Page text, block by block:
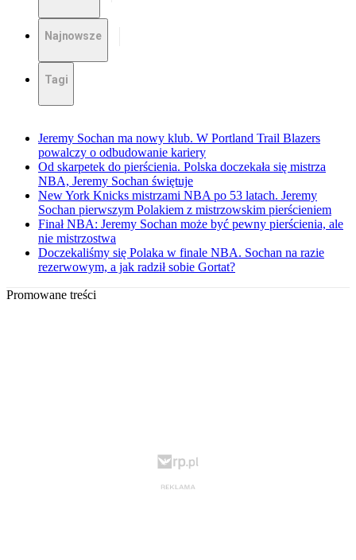
Najnowsze
Tagi
Jeremy Sochan ma nowy klub. W Portland Trail Blazers
powalczy o odbudowanie kariery
Od skarpetek do pierścienia. Polska doczekała się mistrza
NBA, Jeremy Sochan świętuje
New York Knicks mistrzami NBA po 53 latach. Jeremy
Sochan pierwszym Polakiem z mistrzowskim pierścieniem
Finał NBA: Jeremy Sochan może być pewny pierścienia, ale
nie mistrzostwa
Doczekaliśmy się Polaka w finale NBA. Sochan na razie
rezerwowym, a jak radził sobie Gortat?
Promowane treści